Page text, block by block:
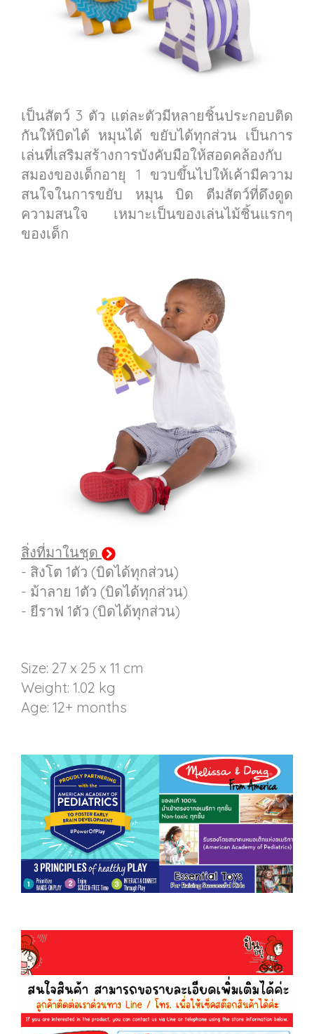
เป็นสัตว์ 3 ตัว แต่ละตัวมีหลายชิ้นประกอบติด
กันให้บิดได้ หมุนได้ ขยับได้ทุกส่วน เป็นการ
เล่นที่เสริมสร้างการบังคับมือให้สอดคล้องกับ
สมองของเด็กอายุ 1 ขวบขึ้นไปให้เค้ามีความ
สนใจในการขยับ หมุน บิด ตีมสัตว์ที่ดึงดูด
ความสนใจ เหมาะเป็นของเล่นไม้ชิ้นแรกๆ
ของเด็ก
สิ่งที่มาในชุด
- สิงโต 1ตัว (บิดได้ทุกส่วน)
- ม้าลาย 1ตัว (บิดได้ทุกส่วน)
- ยีราฟ 1ตัว (บิดได้ทุกส่วน)
Size: 27 x 25 x 11 cm
Weight: 1.02 kg
Age: 12+ months